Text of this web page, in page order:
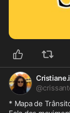
@
* Mapa de